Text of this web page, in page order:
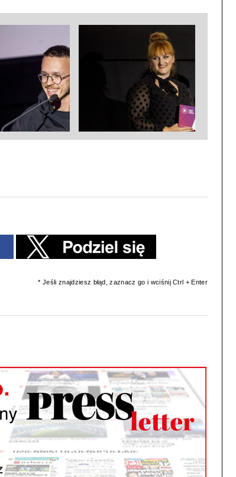
* Jeśli znajdziesz błąd, zaznacz go i wciśnij Ctrl + Enter